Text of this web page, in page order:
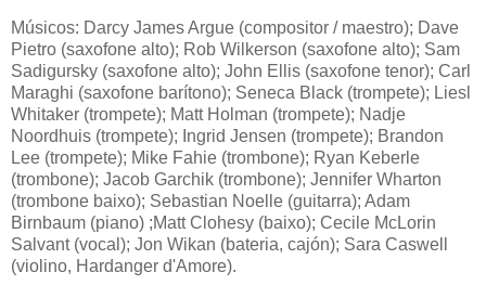
Músicos: Darcy James Argue (compositor / maestro); Dave
Pietro (saxofone alto); Rob Wilkerson (saxofone alto); Sam
Sadigursky (saxofone alto); John Ellis (saxofone tenor); Carl
Maraghi (saxofone barítono); Seneca Black (trompete); Liesl
Whitaker (trompete); Matt Holman (trompete); Nadje
Noordhuis (trompete); Ingrid Jensen (trompete); Brandon
Lee (trompete); Mike Fahie (trombone); Ryan Keberle
(trombone); Jacob Garchik (trombone); Jennifer Wharton
(trombone baixo); Sebastian Noelle (guitarra); Adam
Birnbaum (piano) ;Matt Clohesy (baixo); Cecile McLorin
Salvant (vocal); Jon Wikan (bateria, cajón); Sara Caswell
(violino, Hardanger d'Amore).